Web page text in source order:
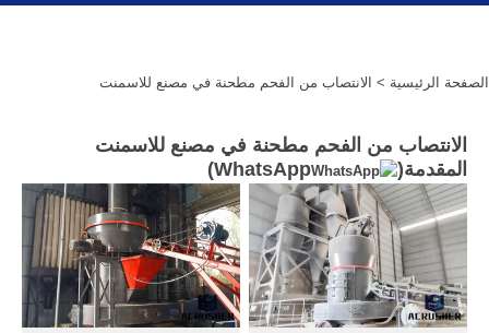
الصفحة الرئيسية > الانتصاب من الفحم مطحنة في مصنع للاسمنت
الانتصاب من الفحم مطحنة في مصنع للاسمنت
المقدمة(
WhatsApp
)